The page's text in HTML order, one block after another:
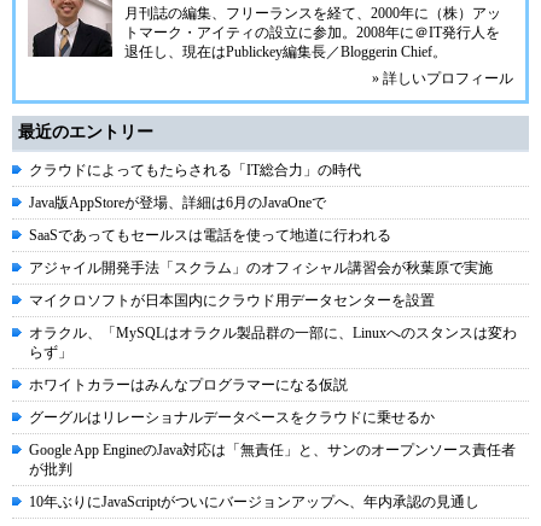
月刊誌の編集、フリーランスを経て、2000年に（株）アッ
トマーク・アイティの設立に参加。2008年に＠IT発行人を
退任し、現在はPublickey編集長／Bloggerin Chief。
» 詳しいプロフィール
最近のエントリー
クラウドによってもたらされる「IT総合力」の時代
Java版AppStoreが登場、詳細は6月のJavaOneで
SaaSであってもセールスは電話を使って地道に行われる
アジャイル開発手法「スクラム」のオフィシャル講習会が秋葉原で実施
マイクロソフトが日本国内にクラウド用データセンターを設置
オラクル、「MySQLはオラクル製品群の一部に、Linuxへのスタンスは変わ
らず」
ホワイトカラーはみんなプログラマーになる仮説
グーグルはリレーショナルデータベースをクラウドに乗せるか
Google App EngineのJava対応は「無責任」と、サンのオープンソース責任者
が批判
10年ぶりにJavaScriptがついにバージョンアップへ、年内承認の見通し